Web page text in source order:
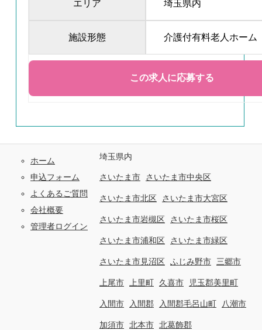
エリア 埼玉県内
施設形態 介護付有料老人ホーム
ホーム
申込フォーム
よくあるご質問
会社概要
管理者ログイン
埼玉県内
さいたま市 さいたま市中央区
さいたま市北区 さいたま市大宮区
さいたま市岩槻区 さいたま市桜区
さいたま市浦和区 さいたま市緑区
さいたま市見沼区 ふじみ野市 三郷市
上尾市 上里町 久喜市 児玉郡美里町
入間市 入間郡 入間郡毛呂山町 八潮市
加須市 北本市 北葛飾郡